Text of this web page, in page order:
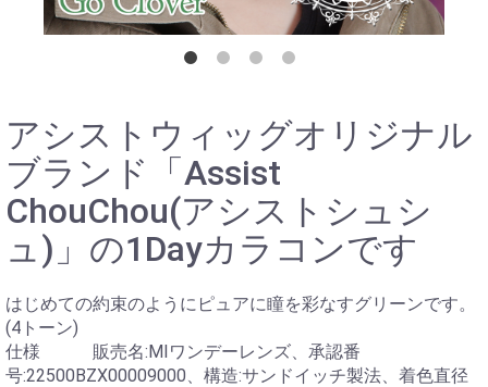
アシストウィッグオリジナル
ブランド「Assist
ChouChou(アシストシュシ
ュ)」の1Dayカラコンです
はじめての約束のようにピュアに瞳を彩なすグリーンです。
(4トーン)
仕様 販売名:MIワンデーレンズ、承認番
号:22500BZX00009000、構造:サンドイッチ製法、着色直径